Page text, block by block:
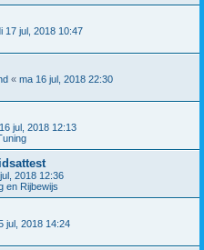
17 jul, 2018 10:47
« ma 16 jul, 2018 22:30
jul, 2018 12:13
2018 12:36
en Rijbewijs
jul, 2018 14:24